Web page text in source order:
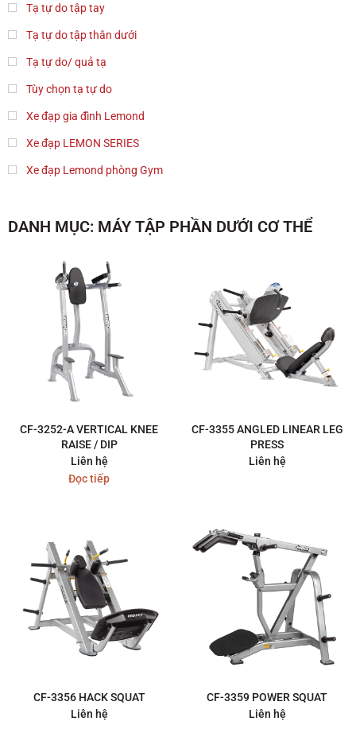
Tạ tự do tập tay
Tạ tự do tập thân dưới
Tạ tự do/ quả tạ
Tùy chọn tạ tự do
Xe đạp gia đình Lemond
Xe đạp LEMON SERIES
Xe đạp Lemond phòng Gym
DANH MỤC: MÁY TẬP PHẦN DƯỚI CƠ THỂ
CF-3252-A VERTICAL KNEE
RAISE / DIP
Liên hệ
Đọc tiếp
CF-3355 ANGLED LINEAR LEG
PRESS
Liên hệ
CF-3356 HACK SQUAT
Liên hệ
CF-3359 POWER SQUAT
Liên hệ